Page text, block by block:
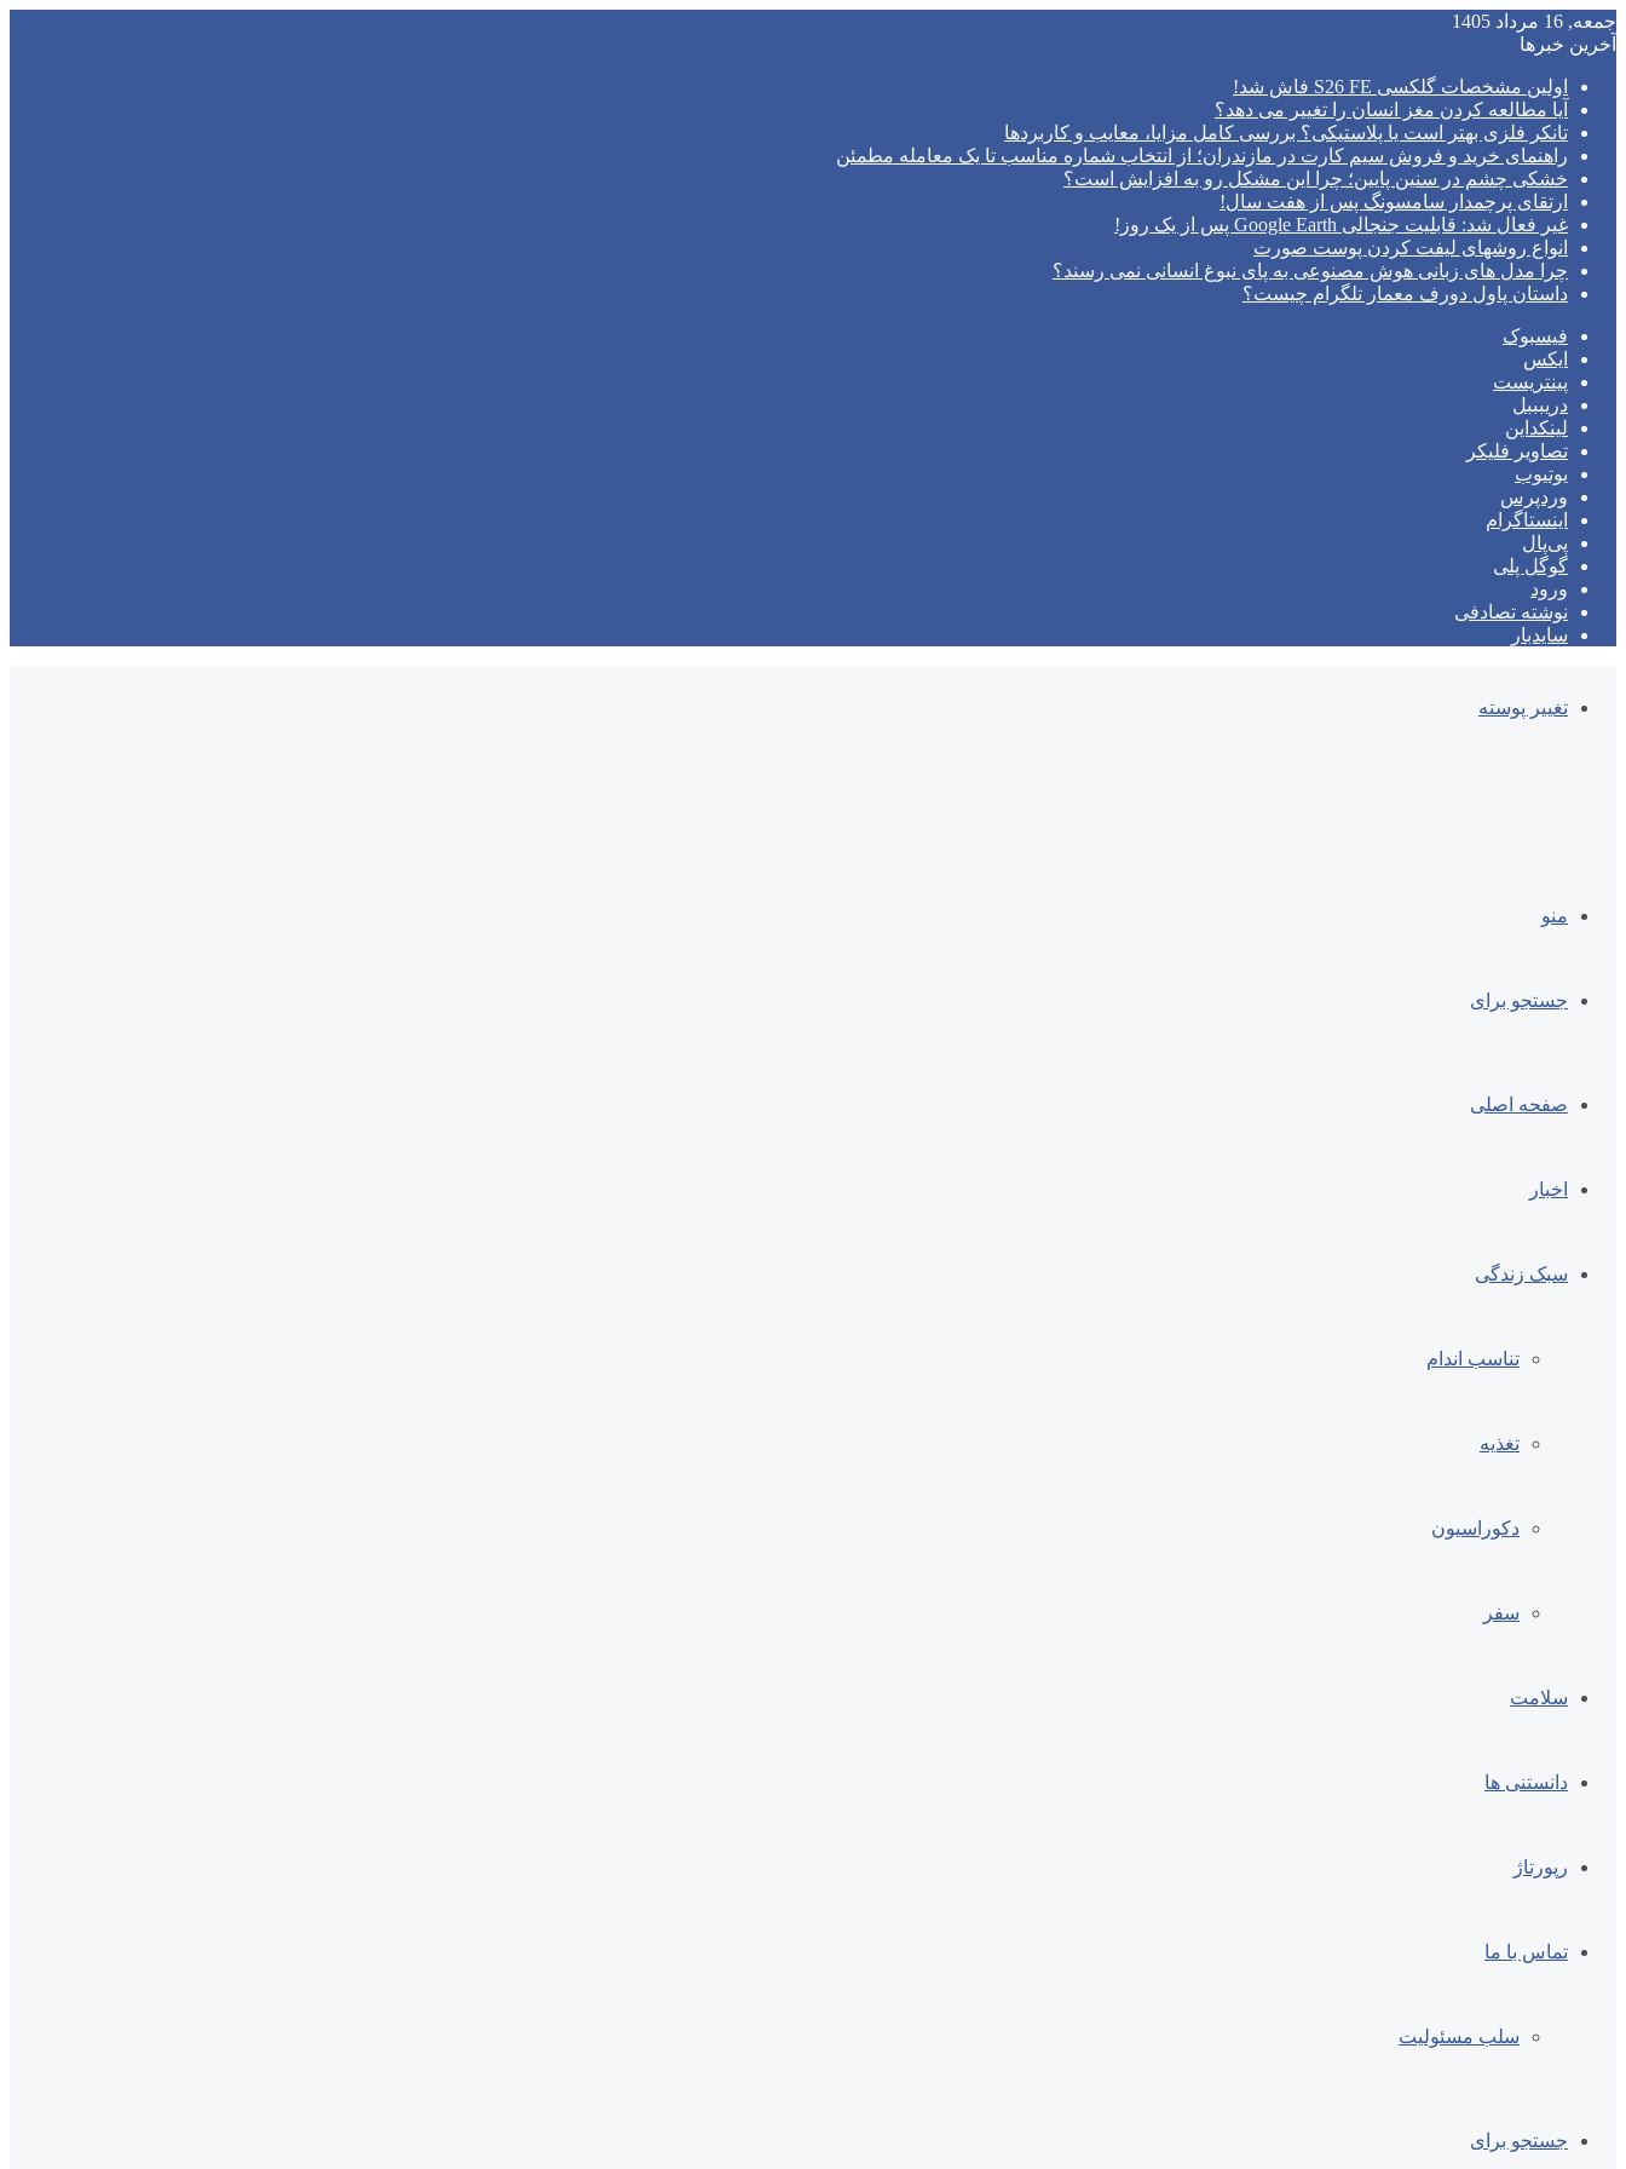
جمعه, 16 مرداد 1405
آخرین خبرها
اولین مشخصات گلکسی S26 FE فاش شد!
آیا مطالعه کردن مغز انسان را تغییر می‌ دهد؟
تانکر فلزی بهتر است یا پلاستیکی؟ بررسی کامل مزایا، معایب و کاربردها
راهنمای خرید و فروش سیم کارت در مازندران؛ از انتخاب شماره مناسب تا یک معامله مطمئن
خشکی چشم در سنین پایین؛ چرا این مشکل رو به افزایش است؟
ارتقای پرچمدار سامسونگ پس از هفت سال!
غیر فعال شد: قابلیت جنجالی Google Earth پس از یک روز!
انواع روشهای لیفت کردن پوست صورت
چرا مدل‌ های زبانی هوش مصنوعی به پای نبوغ انسانی نمی‌ رسند؟
داستان پاول دورف معمار تلگرام چیست؟
فیسبوک
ایکس
پینتریست
دریبببل
لینکداین
تصاویر فلیکر
یوتیوب
وردپرس
اینستاگرام
پی‌پال
گوگل پلی
ورود
نوشته تصادفی
سایدبار
تغییر پوسته
منو
جستجو برای
صفحه اصلی
اخبار
سبک زندگی
تناسب اندام
تغذیه
دکوراسیون
سفر
سلامت
دانستنی ها
رپورتاژ
تماس با ما
سلب مسئولیت
جستجو برای